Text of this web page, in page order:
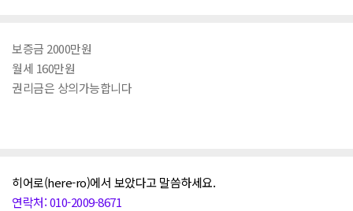
보증금 2000만원
월세 160만원
권리금은 상의가능합니다
히어로(here-ro)에서 보았다고 말씀하세요.
연락처: 010-2009-8671